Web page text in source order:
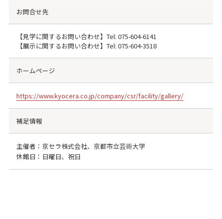
お問合せ先
【見学に関するお問い合わせ】Tel: 075-604-6141
【展示に関するお問い合わせ】Tel: 075-604-3518
ホームページ
https://www.kyocera.co.jp/company/csr/facility/gallery/
補足情報
主催者：京セラ株式会社、京都市立芸術大学
休館日：日曜日、祝日